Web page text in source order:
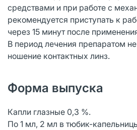
средствами и при работе с
рекомендуется приступать к
через 15 минут после
В период лечения препаратом
ношение контактных линз.
Форма выпуска
Капли глазные 0,3 %.
По 1 мл, 2 мл в тюбик-